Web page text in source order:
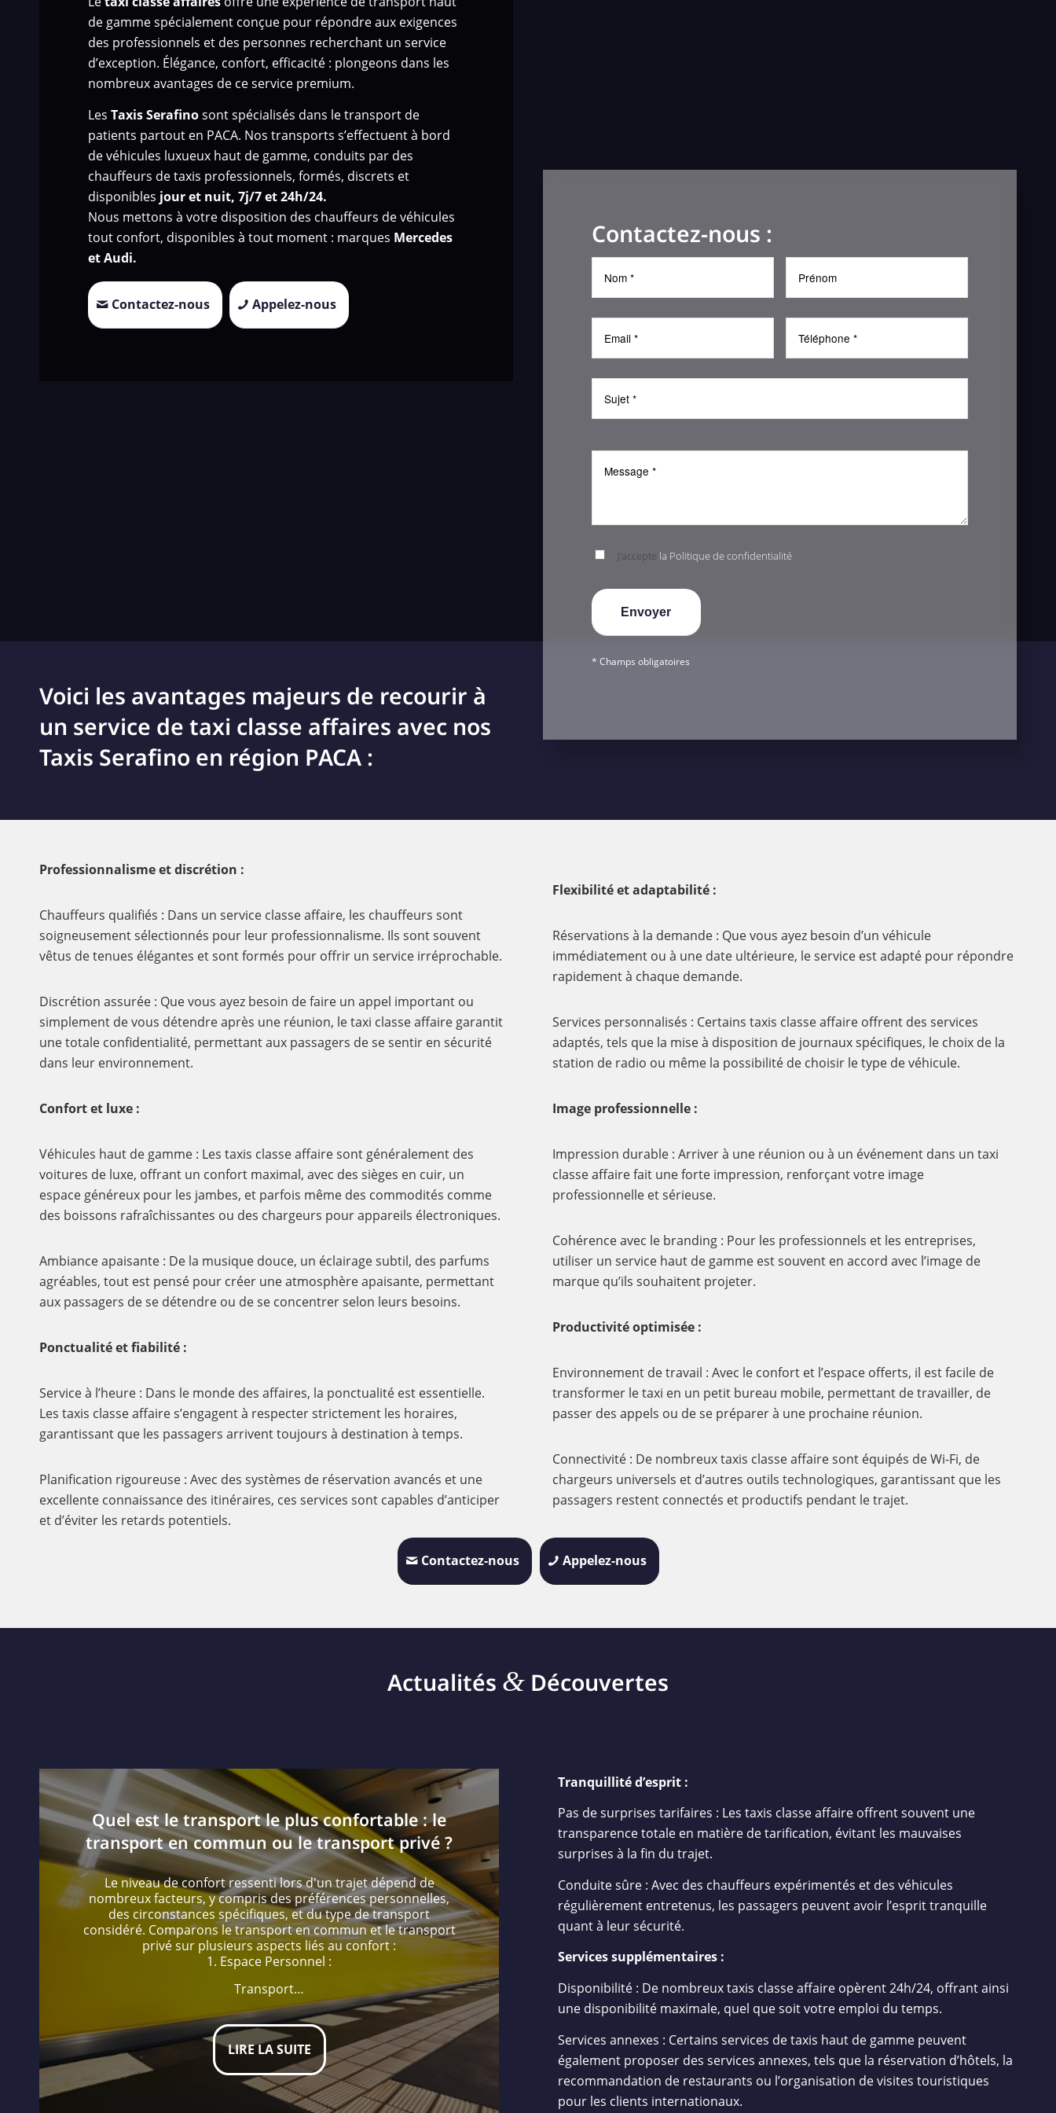
de gamme spécialement conçue pour répondre aux exigences
des professionnels et des personnes recherchant un service
d’exception. Élégance, confort, efficacité : plongeons dans les
nombreux avantages de ce service premium.
LesTaxis Serafinosont spécialisés dans le transport de
patients partout en PACA. Nos transports s’effectuent à bord
de véhicules luxueux haut de gamme, conduits par des
chauffeurs de taxis professionnels, formés, discrets et
disponibles jour et nuit, 7j/7 et 24h/24.
Nous mettons à votre disposition des chauffeurs de véhicules
tout confort, disponibles à tout moment : marques Mercedes
et Audi.
Contactez-nous Appelez-nous
Voici les avantages majeurs de recourir à
un service de taxi classe affaires avec nos
Taxis Serafino en région PACA :
Contactez-nous :
J’accepte la Politique de confidentialité
* Champs obligatoires
Professionnalisme et discrétion :
Chauffeurs qualifiés : Dans un service classe affaire, les chauffeurs sont
soigneusement sélectionnés pour leur professionnalisme. Ils sont souvent
vêtus de tenues élégantes et sont formés pour offrir un service irréprochable.
Discrétion assurée : Que vous ayez besoin de faire un appel important ou
simplement de vous détendre après une réunion, le taxi classe affaire garantit
une totale confidentialité, permettant aux passagers de se sentir en sécurité
dans leur environnement.
Confort et luxe :
Véhicules haut de gamme : Les taxis classe affaire sont généralement des
voitures de luxe, offrant un confort maximal, avec des sièges en cuir, un
espace généreux pour les jambes, et parfois même des commodités comme
des boissons rafraîchissantes ou des chargeurs pour appareils électroniques.
Ambiance apaisante : De la musique douce, un éclairage subtil, des parfums
agréables, tout est pensé pour créer une atmosphère apaisante, permettant
aux passagers de se détendre ou de se concentrer selon leurs besoins.
Ponctualité et fiabilité :
Service à l’heure : Dans le monde des affaires, la ponctualité est essentielle.
Les taxis classe affaire s’engagent à respecter strictement les horaires,
garantissant que les passagers arrivent toujours à destination à temps.
Planification rigoureuse : Avec des systèmes de réservation avancés et une
excellente connaissance des itinéraires, ces services sont capables d’anticiper
et d’éviter les retards potentiels.
Flexibilité et adaptabilité :
Réservations à la demande : Que vous ayez besoin d’un véhicule
immédiatement ou à une date ultérieure, le service est adapté pour répondre
rapidement à chaque demande.
Services personnalisés : Certains taxis classe affaire offrent des services
adaptés, tels que la mise à disposition de journaux spécifiques, le choix de la
station de radio ou même la possibilité de choisir le type de véhicule.
Image professionnelle :
Impression durable : Arriver à une réunion ou à un événement dans un taxi
classe affaire fait une forte impression, renforçant votre image
professionnelle et sérieuse.
Cohérence avec le branding : Pour les professionnels et les entreprises,
utiliser un service haut de gamme est souvent en accord avec l’image de
marque qu’ils souhaitent projeter.
Productivité optimisée :
Environnement de travail : Avec le confort et l’espace offerts, il est facile de
transformer le taxi en un petit bureau mobile, permettant de travailler, de
passer des appels ou de se préparer à une prochaine réunion.
Connectivité : De nombreux taxis classe affaire sont équipés de Wi-Fi, de
chargeurs universels et d’autres outils technologiques, garantissant que les
passagers restent connectés et productifs pendant le trajet.
Contactez-nous Appelez-nous
Actualités & Découvertes
Quel est le transport le plus confortable : le
transport en commun ou le transport privé ?
Le niveau de confort ressenti lors d'un trajet dépend de
nombreux facteurs, y compris des préférences personnelles,
des circonstances spécifiques, et du type de transport
considéré. Comparons le transport en commun et le transport
privé sur plusieurs aspects liés au confort :
1. Espace Personnel :
Transport…
LIRE LA SUITE
Tranquillité d’esprit :
Pas de surprises tarifaires : Les taxis classe affaire offrent souvent une
transparence totale en matière de tarification, évitant les mauvaises
surprises à la fin du trajet.
Conduite sûre : Avec des chauffeurs expérimentés et des véhicules
régulièrement entretenus, les passagers peuvent avoir l’esprit tranquille
quant à leur sécurité.
Services supplémentaires :
Disponibilité : De nombreux taxis classe affaire opèrent 24h/24, offrant ainsi
une disponibilité maximale, quel que soit votre emploi du temps.
Services annexes : Certains services de taxis haut de gamme peuvent
également proposer des services annexes, tels que la réservation d’hôtels, la
recommandation de restaurants ou l’organisation de visites touristiques
pour les clients internationaux.